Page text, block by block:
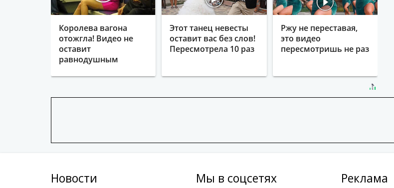
Королева вагона
отожгла! Видео не
оставит
равнодушным
Этот танец невесты
оставит вас без слов!
Пересмотрела 10 раз
Ржу не переставая,
это видео
пересмотришь не раз
Новости Мы в соцсетях Реклама